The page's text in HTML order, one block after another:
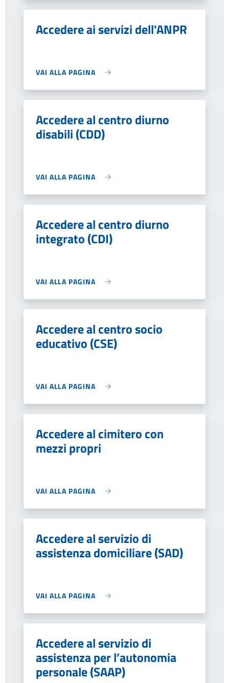
Accedere ai servizi dell'ANPR
VAI ALLA PAGINA
Accedere al centro diurno
disabili (CDD)
VAI ALLA PAGINA
Accedere al centro diurno
integrato (CDI)
VAI ALLA PAGINA
Accedere al centro socio
educativo (CSE)
VAI ALLA PAGINA
Accedere al cimitero con
mezzi propri
VAI ALLA PAGINA
Accedere al servizio di
assistenza domiciliare (SAD)
VAI ALLA PAGINA
Accedere al servizio di
assistenza per l’autonomia
personale (SAAP)